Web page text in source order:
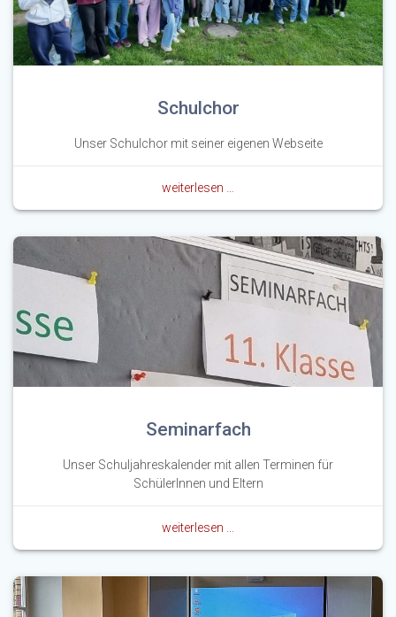
Schulchor
Unser Schulchor mit seiner eigenen Webseite
weiterlesen …
Seminarfach
Unser Schuljahreskalender mit allen Terminen für
SchülerInnen und Eltern
weiterlesen …